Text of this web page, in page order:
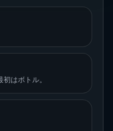
はボトル。